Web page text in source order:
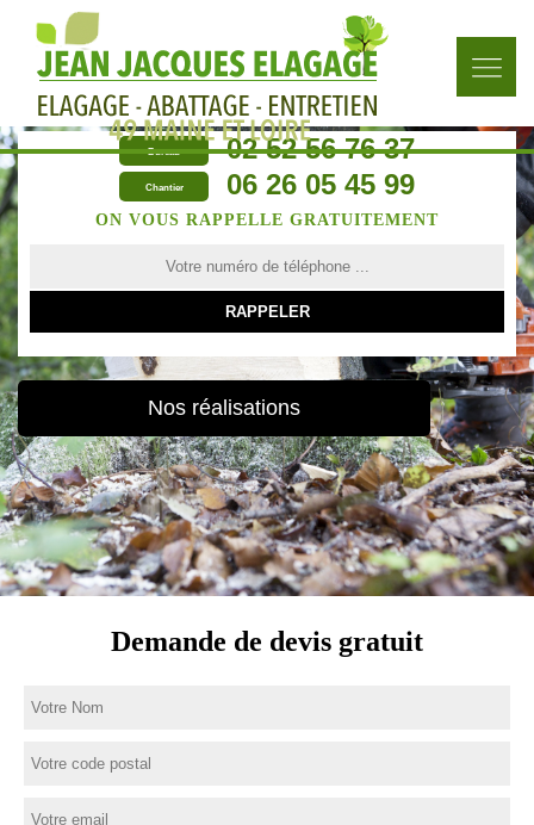
Bureau 02 52 56 76 37
Chantier 06 26 05 45 99
ON VOUS RAPPELLE GRATUITEMENT
Nos réalisations
Demande de devis gratuit